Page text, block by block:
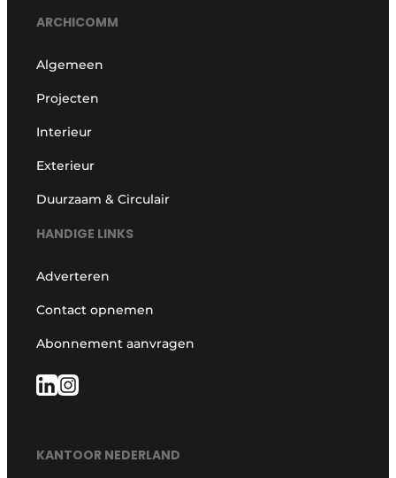
ARCHICOMM
Algemeen
Projecten
Interieur
Exterieur
Duurzaam & Circulair
HANDIGE LINKS
Adverteren
Contact opnemen
Abonnement aanvragen
KANTOOR NEDERLAND